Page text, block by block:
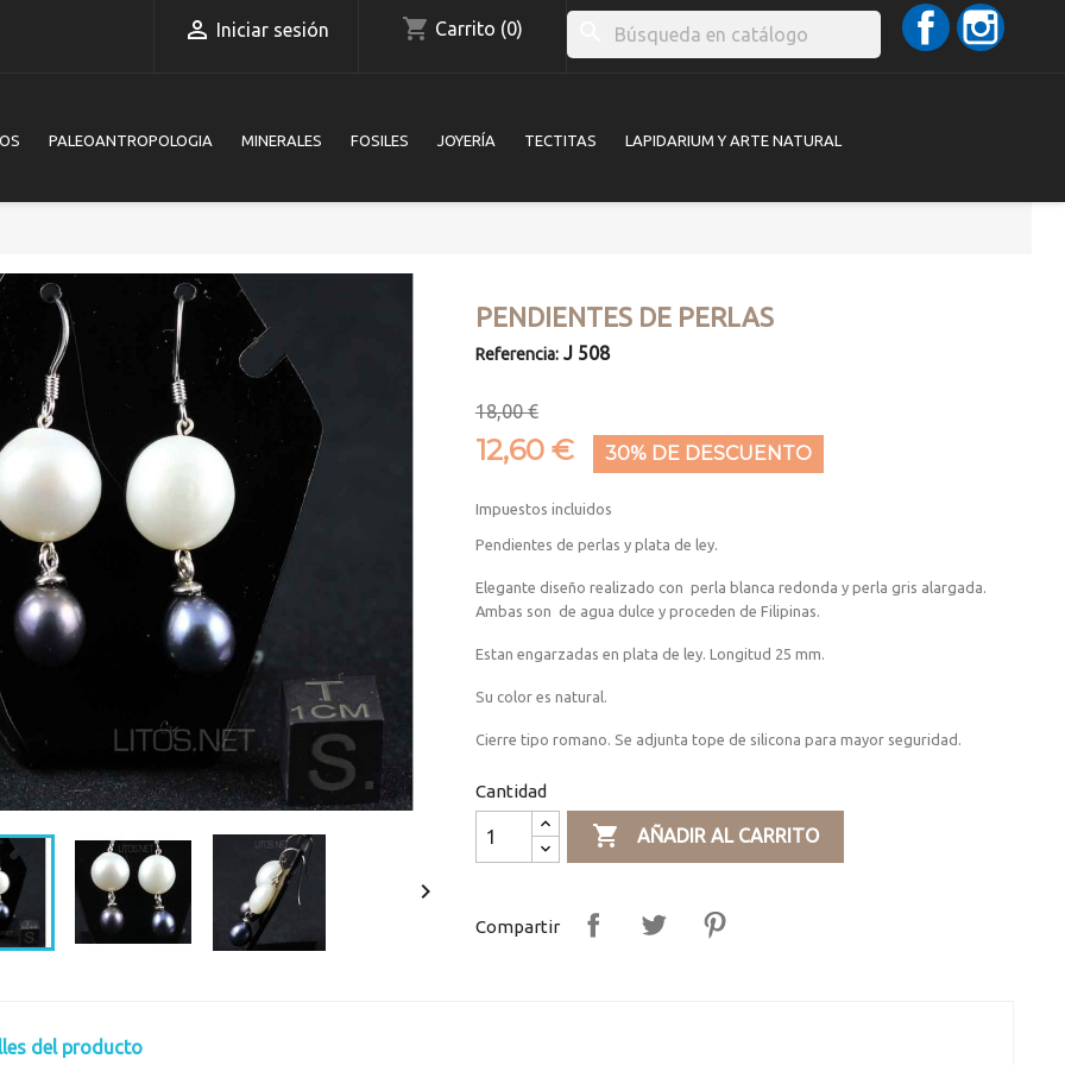
 Iniciar sesión shopping_cart Carrito (0)
Facebook
PALEOANTROPOLOGIA MINERALES FOSILES JOYERÍA TECTITAS LAPIDARIUM Y ARTE NATURAL

PENDIENTES DE PERLAS
Referencia: J 508
18,00 €
12,60 € 30% DE DESCUENTO
Impuestos incluidos
Pendientes de perlas y plata de ley.
Elegante diseño realizado con perla blanca redonda y perla gris alargada.
Ambas son de agua dulce y proceden de Filipinas.
Estan engarzadas en plata de ley. Longitud 25 mm.
Su color es natural.
Cierre tipo romano. Se adjunta tope de silicona para mayor seguridad.
Cantidad
 AÑADIR AL CARRITO
Compartir
del producto